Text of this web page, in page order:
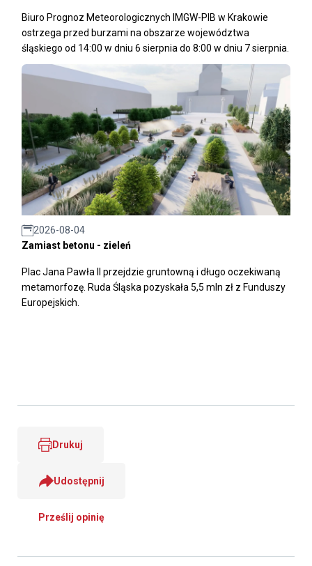
Biuro Prognoz Meteorologicznych IMGW-PIB w Krakowie
ostrzega przed burzami na obszarze województwa
śląskiego od 14:00 w dniu 6 sierpnia do 8:00 w dniu 7 sierpnia.
2026-08-04
Zamiast betonu - zieleń
Plac Jana Pawła II przejdzie gruntowną i długo oczekiwaną
metamorfozę. Ruda Śląska pozyskała 5,5 mln zł z Funduszy
Europejskich.
Drukuj
Udostępnij
Prześlij opinię